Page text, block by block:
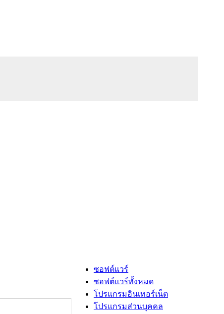
ซอฟต์แวร์
ซอฟต์แวร์ทั้งหมด
โปรแกรมอินเทอร์เน็ต
โปรแกรมส่วนบุคคล